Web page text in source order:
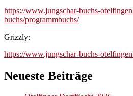
https://www.jungschar-buchs-
buchs/programmbuchs/
Grizzly:
https://www.jungschar-buchs-
Neueste Beiträge